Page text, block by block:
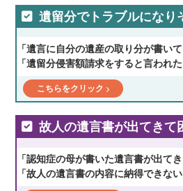
遺留分でトラブルになり
「遺言に自分の遺産の取り分が書いて
「遺留分侵害額請求をすると言われた
こちらをクリック
故人の遺言書が出てきて
「認知症の母が書いた遺言書が出てき
「故人の遺言書の内容に納得できない